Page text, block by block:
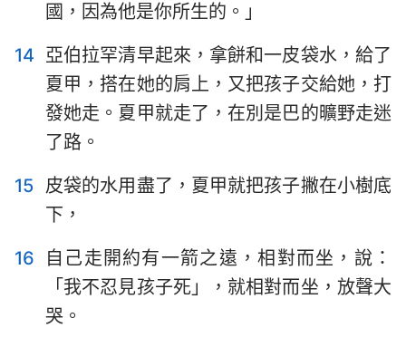
國，因為他是你所生的。」
14 亞伯拉罕清早起來，拿餅和一皮袋水，給了
夏甲，搭在她的肩上，又把孩子交給她，打
發她走。夏甲就走了，在別是巴的曠野走迷
了路。
15 皮袋的水用盡了，夏甲就把孩子撇在小樹底
下，
16
自己走開約有一箭之遠，相對而坐，說：
「我不忍見孩子死」，就相對而坐，放聲大
哭。